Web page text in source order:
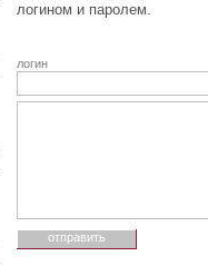
логином и паролем.
логин